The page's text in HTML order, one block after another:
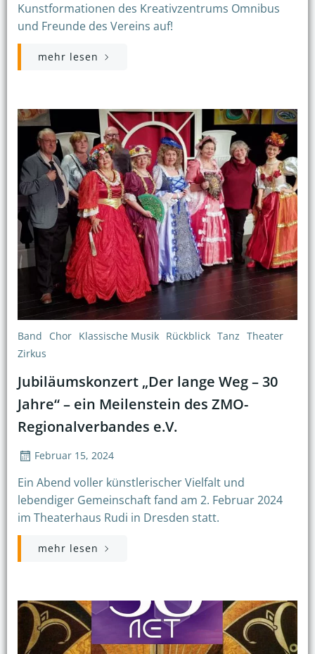
Kunstformationen des Kreativzentrums Omnibus
und Freunde des Vereins auf!
mehr lesen
Band Chor Klassische Musik Rückblick Tanz Theater
Zirkus
Jubiläumskonzert „Der lange Weg – 30
Jahre“ – ein Meilenstein des ZMO-
Regionalverbandes e.V.
Februar 15, 2024
Ein Abend voller künstlerischer Vielfalt und
lebendiger Gemeinschaft fand am 2. Februar 2024
im Theaterhaus Rudi in Dresden statt.
mehr lesen